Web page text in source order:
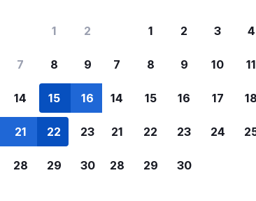
sich für SWOODOO
benachrichtigen,
tolles Angebot zu
Anpassung
Mietwagenergebnisse
1 2
7 8 9
14 15 16
21 22 23
28 29 30
1 2 3 4
7 8 9 10 11
14 15 16 17 18
21 22 23 24
28 29 30